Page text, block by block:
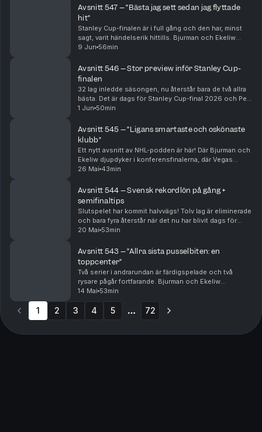
klu...
Avsnitt 547 – ”Bästa jag sett sedan jag flyttade
hit”
Stanley Cup-finalen är i full gång och den har, minst
sagt, varit händelserik hittills. Bjurman och Ekeliw
försöker summera och analysera de galna matcherna
9 Jun 56min
Avsnitt 546 – Stor preview inför Stanley Cup-
finalen
32 lag inledde säsongen, nu återstår bara de två allra
bästa. Det är dags för Stanley Cup-final 2026 och Per
Bjurman och Jonathan Ekeliw djupanalyserar Carolina
1 Jun 50min
Avsnitt 545 – ”Ligans smartaste och oskönaste
klubb”
Ett nytt avsnitt av NHL-podden är här! Där Bjurman och
Ekeliw djupdyker i konferensfinalerna, där Vegas
sensationellt nog är på väg att göra processen kort
26 Mai 43min
Avsnitt 544 – Svensk rekordlön på gång +
semifinaltips
Slutspelet har kommit halvvägs! Tolv lag är eliminerade
och bara fyra återstår när det nu har blivit dags för
konferensfinaler. Bjurman och Ekeliw analyserar
20 Mai 53min
Avsnitt 543 – ”Allra sista pusselbiten: en
toppcenter”
Två serier i andrarundan är färdigspelade och två
rysare pågår fortfarande. Bjurman och Ekeliw
analyserar varför Colorado och Carolina är så
överlägsna hittills i slutspelet – och vad utslagna
Minneso...
14 Mai 53min
1 2 3 4 5 72